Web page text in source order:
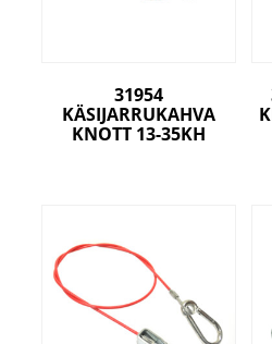
31954
KÄSIJARRUKAHVA
KNOTT 13-35KH